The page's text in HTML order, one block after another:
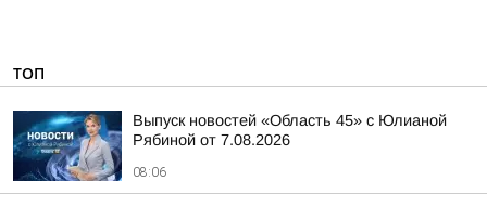
ТОП
Выпуск новостей «Область 45» с Юлианой
Рябиной от 7.08.2026
08:06